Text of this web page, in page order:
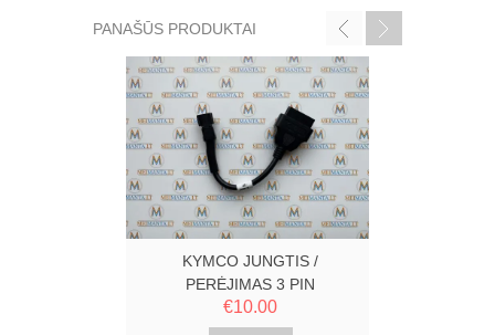
PANAŠŪS PRODUKTAI
KYMCO JUNGTIS /
PERĖJIMAS 3 PIN
€10.00